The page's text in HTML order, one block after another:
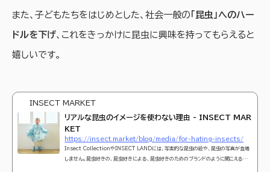
また、子どもたちをはじめとした、社会一般の 「昆虫」へのハー
ドルを下げ、これをきっかけに昆虫に興味を持ってもらえると
嬉しいです。
INSECT MARKET
リアルな昆虫のイメージを使わない理由 - INSECT MAR
KET
https://insect.market/blog/media/for-hating-insects/
Insect CollectionやINSECT LANDには、写実的な昆虫の絵や、昆虫の写真が登場
しません。昆虫好きの、昆虫好きによる、昆虫好きのためのブランドのように聞こえるブラ